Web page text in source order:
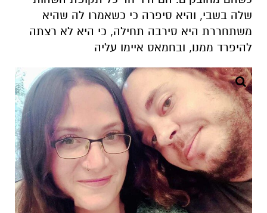
שלה בשבי, והיא סיפרה כי כשאמרו לה שהיא
משתחררת היא סירבה תחילה, כי היא לא רצתה
להיפרד ממנו, ובחמאס איימו עליה